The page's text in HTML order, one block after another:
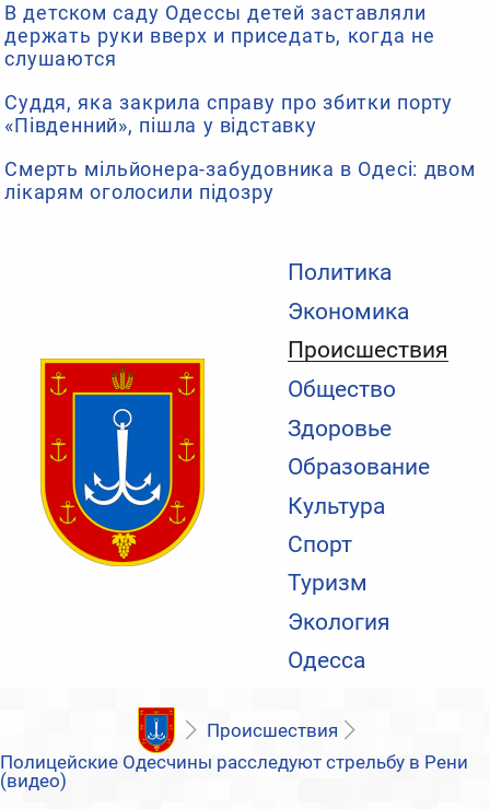
Политика
Экономика
Происшествия
Общество
Здоровье
Образование
Культура
Спорт
Туризм
Экология
Одесса
В детском саду Одессы детей заставляли
держать руки вверх и приседать, когда не
слушаются
Суддя, яка закрила справу про збитки порту
«Південний», пішла у відставку
Смерть мільйонера-забудовника в Одесі: двом
лікарям оголосили підозру
Происшествия
Полицейские Одесчины расследуют стрельбу в Рени
(видео)